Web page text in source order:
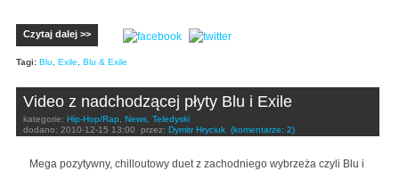
Czytaj dalej >>
Tagi: Blu Exile Blu & Exile
Video z nadchodzącej płyty Blu i Exile
kategorie: Hip-Hop/Rap News Teledyski
dodano: 2010-12-15 13:00 przez: Dymitr Hryciuk (komentarze: 2)
Mega pozytywny, chilloutowy duet z zachodniego wybrzeża czyli Blu i